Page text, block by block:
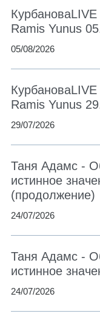
Ramis Yunus
05/08/2026
Ramis Yunus
29/07/2026
Таня Адамс -
истинное
(продолжение)
24/07/2026
Таня Адамс -
истинное
24/07/2026